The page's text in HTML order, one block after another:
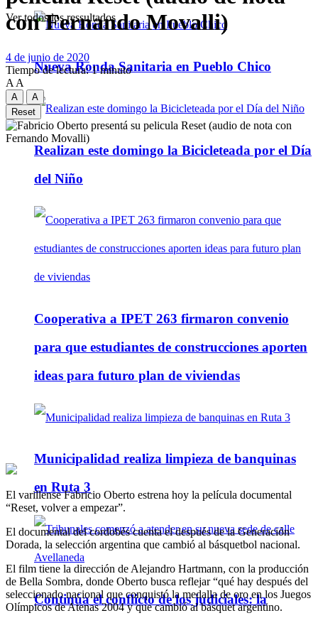
Nueva Ronda Sanitaria en Pueblo Chico
Realizan este domingo la Bicicleteada por el Día
del Niño
Cooperativa a IPET 263 firmaron convenio
para que estudiantes de construcciones aporten
ideas para futuro plan de viviendas
Municipalidad realiza limpieza de banquinas
en Ruta 3
Continúa el conflicto de los judiciales: la
Ver todos los ressultados
con Fernando Movalli)
4 de junio de 2020
Tiempo de lectura: 1 minuto
A A
A
A
Reset
El varillense Fabricio Oberto estrena hoy la película documental
“Reset, volver a empezar”.
El documental del cordobés cuenta el después de la Generación
Dorada, la selección argentina que cambió al básquetbol nacional.
El film tiene la dirección de Alejandro Hartmann, con la producción
de Bella Sombra, donde Oberto busca reflejar “qué hay después del
seleccionado nacional que conquistó la medalla de oro en los Juegos
Olímpicos de Atenas 2004 y que cambió al básquet argentino.